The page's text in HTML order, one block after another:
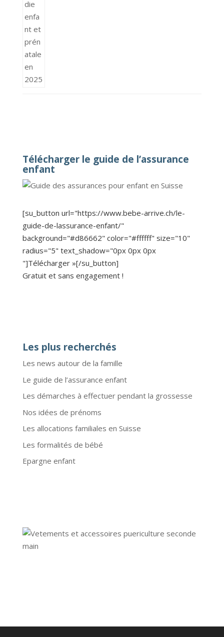
Télécharger le guide de l’assurance
enfant
[su_button url="https://www.bebe-arrive.ch/le-
guide-de-lassurance-enfant/"
background="#d86662" color="#ffffff" size="10"
radius="5" text_shadow="0px 0px 0px
"]Télécharger »[/su_button]
Gratuit et sans engagement !
Les plus recherchés
Les news autour de la famille
Le guide de l’assurance enfant
Les démarches à effectuer pendant la grossesse
Nos idées de prénoms
Les allocations familiales en Suisse
Les formalités de bébé
Epargne enfant